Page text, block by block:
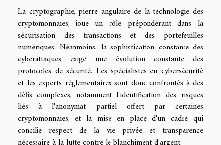
La cryptographie, pierre angulaire de la technologie des
cryptomonnaies, joue un rôle prépondérant dans la
sécurisation des transactions et des portefeuilles
numériques. Néanmoins, la sophistication constante des
cyberattaques exige une évolution constante des
protocoles de sécurité. Les spécialistes en cybersécurité
et les experts réglementaires sont donc confrontés à des
défis complexes, notamment l'identification des risques
liés à l'anonymat partiel offert par certaines
cryptomonnaies, et la mise en place d'un cadre qui
concilie respect de la vie privée et transparence